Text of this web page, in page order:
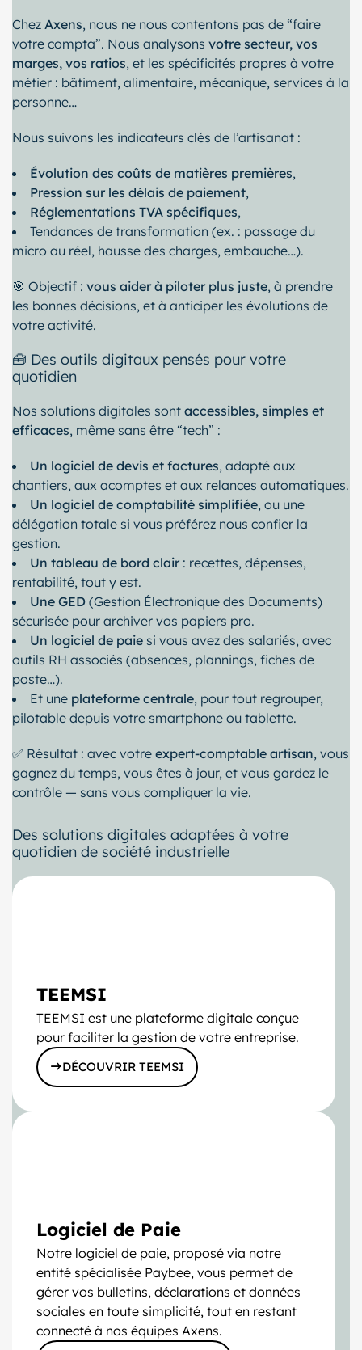
Chez Axens, nous ne nous contentons pas de “faire
votre compta”. Nous analysons votre secteur, vos
marges, vos ratios, et les spécificités propres à votre
métier : bâtiment, alimentaire, mécanique, services à la
personne…
Nous suivons les indicateurs clés de l’artisanat :
Évolution des coûts de matières premières,
Pression sur les délais de paiement,
Réglementations TVA spécifiques,
Tendances de transformation (ex. : passage du
micro au réel, hausse des charges, embauche…).
🎯 Objectif : vous aider à piloter plus juste, à prendre
les bonnes décisions, et à anticiper les évolutions de
votre activité.
🧰 Des outils digitaux pensés pour votre
quotidien
Nos solutions digitales sont accessibles, simples et
efficaces, même sans être “tech” :
Un logiciel de devis et factures, adapté aux
chantiers, aux acomptes et aux relances automatiques.
Un logiciel de comptabilité simplifiée, ou une
délégation totale si vous préférez nous confier la
gestion.
Un tableau de bord clair : recettes, dépenses,
rentabilité, tout y est.
Une GED (Gestion Électronique des Documents)
sécurisée pour archiver vos papiers pro.
Un logiciel de paie si vous avez des salariés, avec
outils RH associés (absences, plannings, fiches de
poste…).
Et une plateforme centrale, pour tout regrouper,
pilotable depuis votre smartphone ou tablette.
✅ Résultat : avec votre expert-comptable artisan, vous
gagnez du temps, vous êtes à jour, et vous gardez le
contrôle — sans vous compliquer la vie.
Des solutions digitales adaptées à votre
quotidien de société industrielle
TEEMSI
TEEMSI est une plateforme digitale conçue
pour faciliter la gestion de votre entreprise.
DÉCOUVRIR TEEMSI
Logiciel de Paie
Notre logiciel de paie, proposé via notre
entité spécialisée Paybee, vous permet de
gérer vos bulletins, déclarations et données
sociales en toute simplicité, tout en restant
connecté à nos équipes Axens.